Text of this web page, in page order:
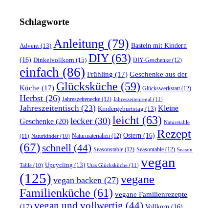
Schlagworte
Advent (13) Anleitung (79) Basteln mit Kindern
(16) Dinkelvollkorn (15) DIY(63) DIY-Geschenke (12)
einfach (86) Frühling (17) Geschenke aus der
Küche (17) Glücksküche (59) Glückswerkstatt(12)
Herbst (26) Jahreszeitenecke (12) Jahreszeitenregal (11)
Jahreszeitentisch (23) Kindergeburtstag (13) Kleine
Geschenke (20) lecker(30) leicht (63) Naturetable
(11) Naturkinder (10) Naturmaterialien (12) Ostern (16) Rezept
(67)schnell (44) Seasonstable (12) Seasontable (12) Season
Table (10) Upcycling (13) Utas Glücksküche (11) vegan
(125) vegan backen (27) vegane
Familienküche (61) vegane Familienrezepte
vegan und vollwertig (44)